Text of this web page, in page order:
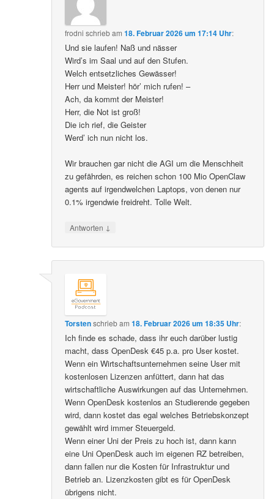
frodni schriebam18. Februar 2026 um 17:14 Uhr:
Und sie laufen! Naß und nässer
Wird’s im Saal und auf den Stufen.
Welch entsetzliches Gewässer!
Herr und Meister! hör’ mich rufen! –
Ach, da kommt der Meister!
Herr, die Not ist groß!
Die ich rief, die Geister
Werd’ ich nun nicht los.
Wir brauchen gar nicht die AGI um die Menschheit
zu gefährden, es reichen schon 100 Mio OpenClaw
agents auf irgendwelchen Laptops, von denen nur
0.1% irgendwie freidreht. Tolle Welt.
Antworten ↓
Torstenschriebam18. Februar 2026 um 18:35 Uhr:
Ich finde es schade, dass ihr euch darüber lustig
macht, dass OpenDesk €45 p.a. pro User kostet.
Wenn ein Wirtschaftsunternehmen seine User mit
kostenlosen Lizenzen anfüttert, dann hat das
wirtschaftliche Auswirkungen auf das Unternehmen.
Wenn OpenDesk kostenlos an Studierende gegeben
wird, dann kostet das egal welches Betriebskonzept
gewählt wird immer Steuergeld.
Wenn einer Uni der Preis zu hoch ist, dann kann
eine Uni OpenDesk auch im eigenen RZ betreiben,
dann fallen nur die Kosten für Infrastruktur und
Betrieb an. Lizenzkosten gibt es für OpenDesk
übrigens nicht.